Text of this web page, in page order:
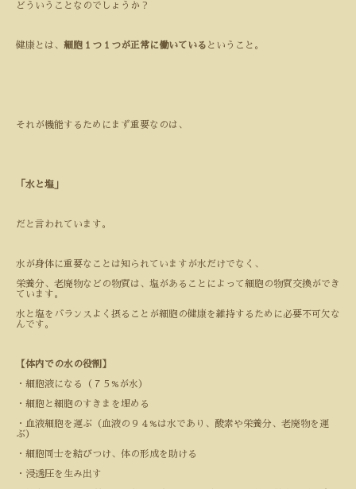
どういうことなのでしょうか？
健康とは、 細胞１つ１つが正常に働いている ということ。
それが機能するためにまず重要なのは、
「水と塩」
だと言われています。
水が身体に重要なことは知られていますが水だけでなく、
栄養分、老廃物などの物質は、塩があることによって細胞の物質交換ができ
ています。
水と塩をバランスよく摂ることが細胞の健康を維持するために必要不可欠な
んです。
【体内での水の役割】
・細胞液になる（７５ % が水）
・細胞と細胞のすきまを埋める
・血液細胞を運ぶ（血液の９４ %は水であり、酸素や栄養分、老廃物を運
ぶ）
・細胞同士を結びつけ、体の形成を助ける
・浸透圧を生み出す